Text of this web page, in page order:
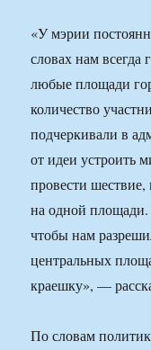
«У мэрии
словах нам всегда
любые площади
количество
подчеркивали в
от идеи устроить
провести
на одной
чтобы нам
центральных
краешку», —
По словам